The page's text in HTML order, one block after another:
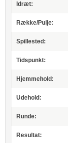
Idræt:
Række/Pulje:
Spillested:
Tidspunkt:
Hjemmehold:
Udehold:
Runde:
Resultat: